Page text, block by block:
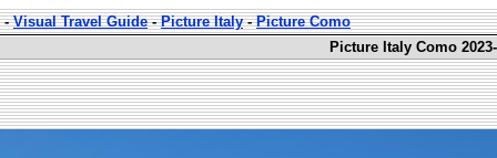
-Visual Travel Guide-Picture Italy-Picture Como
Picture Italy Como